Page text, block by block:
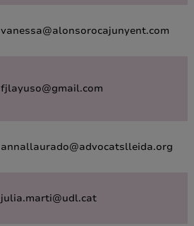
vanessa@alonsorocajunyent.com
fjlayuso@gmail.com
annallaurado@advocatslleida.org
julia.marti@udl.cat